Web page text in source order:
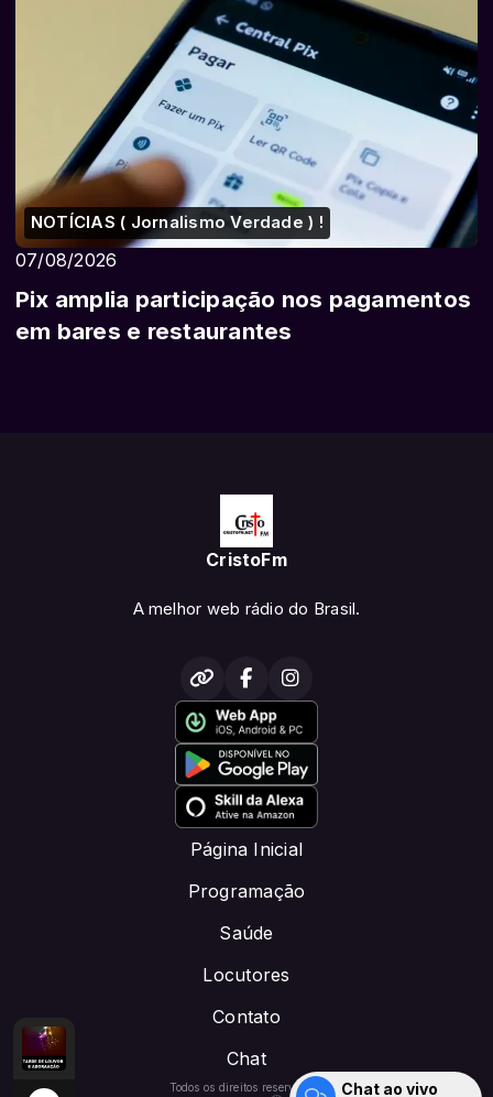
com locutor padrao TARDE DE ADORAÇÃO E LOUVOR -DOE PIX:
_musicAleluia, Aleluia, _music
NOTÍCIAS ( Jornalismo Verdade ) !
07/08/2026
Pix amplia participação nos pagamentos
em bares e restaurantes
CristoFm
A melhor web rádio do Brasil.
Página Inicial
Programação
Saúde
Locutores
Contato
Chat
Todos os direitos reservados.
Chat ao vivo